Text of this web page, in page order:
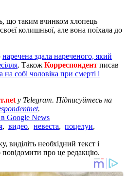
що таким вчинком хлопець
колишньої, але вона поїхала до
наречена здала нареченого, який
. Також Корреспондент писав
собі чоловіка при смерті і
у Telegram. Підписуйтесь на
.
Google News
, видео, невеста, поцелуи,
необхідний текст і
про це редакцію.